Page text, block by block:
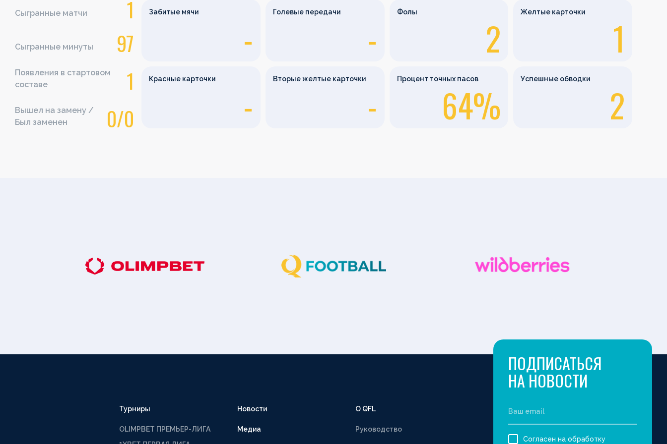
Сыгранные матчи 1
Сыгранные минуты 97
Появления в стартовом
составе
1
Вышел на замену /
Был заменен
0/0
Забитые мячи
-
Голевые передачи
-
Фолы
2
Желтые карточки
1
Красные карточки
-
Вторые желтые карточки
-
Процент точных пасов
64%
Успешные обводки
2
Турниры
OLIMPBET ПРЕМЬЕР-ЛИГА
Новости
Медиа
О QFL
Руководство
ПОДПИСАТЬСЯ
НА НОВОСТИ
Согласен на обработку